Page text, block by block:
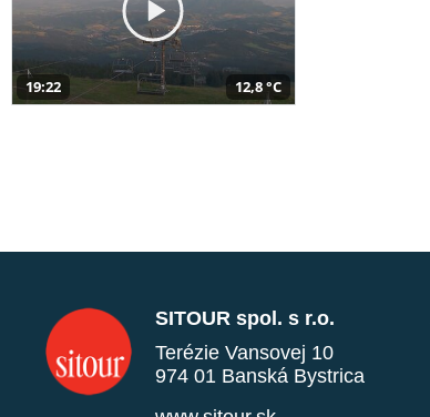
19:22 12,8 °C
SITOUR spol. s r.o.
Terézie Vansovej 10
974 01 Banská Bystrica